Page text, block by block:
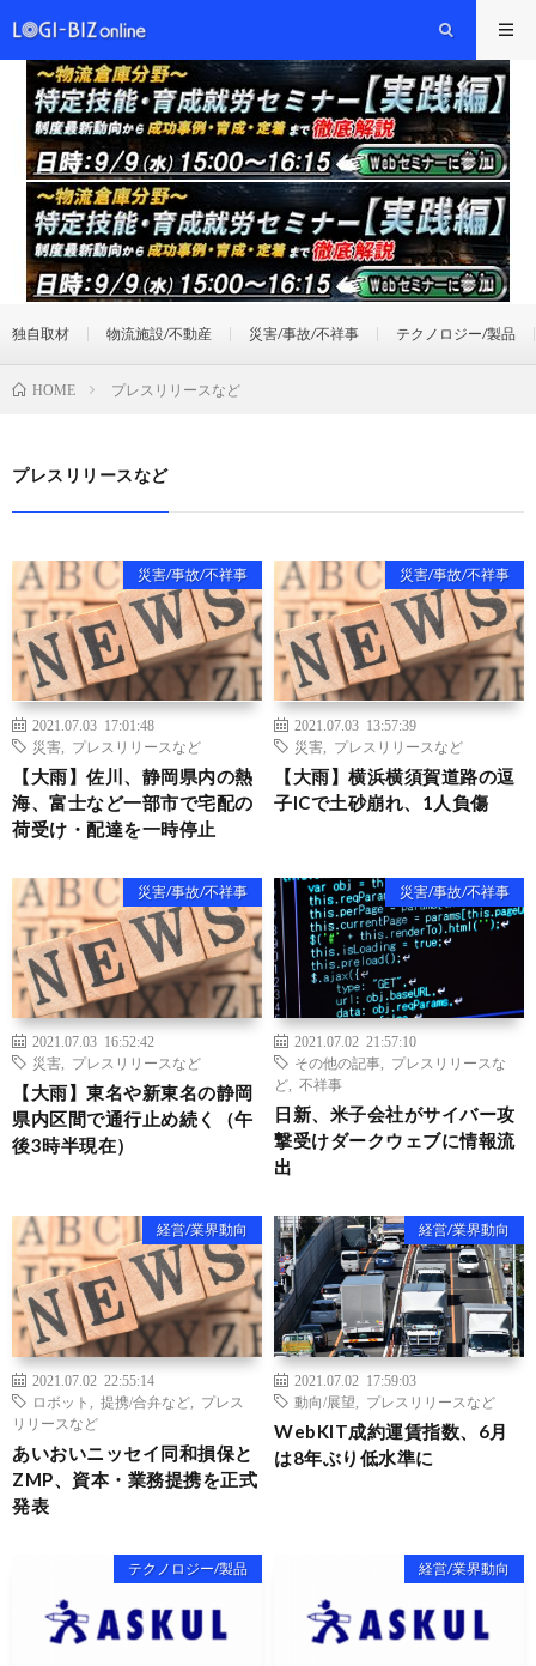
独自取材 物流施設/不動産 災害/事故/不祥事 テクノロジー/製品
HOME プレスリリースなど
プレスリリースなど
災害/事故/不祥事
2021.07.03 17:01:48
災害
プレスリリースなど
【大雨】佐川、静岡県内の熱
海、富士など一部市で宅配の
荷受け・配達を一時停止
災害/事故/不祥事
2021.07.03 13:57:39
災害
プレスリリースなど
【大雨】横浜横須賀道路の逗
子ICで土砂崩れ、1人負傷
災害/事故/不祥事
2021.07.03 16:52:42
災害
プレスリリースなど
【大雨】東名や新東名の静岡
県内区間で通行止め続く（午
後3時半現在）
災害/事故/不祥事
2021.07.02 21:57:10
その他の記事
プレスリリースな
ど
不祥事
日新、米子会社がサイバー攻
撃受けダークウェブに情報流
出
経営/業界動向
2021.07.02 22:55:14
ロボット
提携/合弁など
プレス
リリースなど
あいおいニッセイ同和損保と
ZMP、資本・業務提携を正式
発表
経営/業界動向
2021.07.02 17:59:03
動向/展望
プレスリリースなど
WebKIT成約運賃指数、6月
は8年ぶり低水準に
テクノロジー/製品 経営/業界動向